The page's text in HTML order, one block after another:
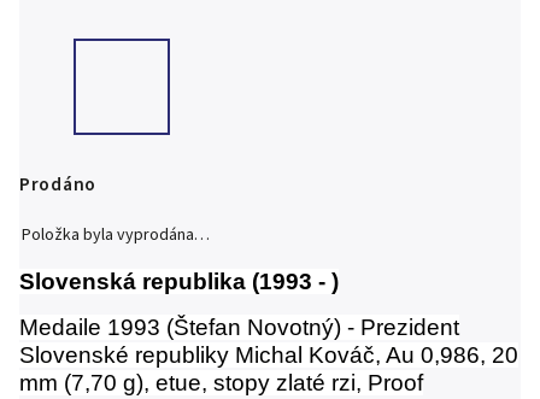
Prodáno
Položka byla vyprodána…
Slovenská republika (1993 - )
Medaile 1993 (Štefan Novotný) - Prezident
Slovenské republiky Michal Kováč, Au 0,986, 20
mm (7,70 g), etue, stopy zlaté rzi, Proof